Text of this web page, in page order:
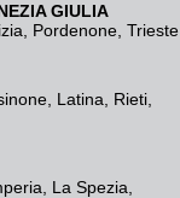
GIULIA
Pordenone Trieste
Latina Rieti
La Spezia